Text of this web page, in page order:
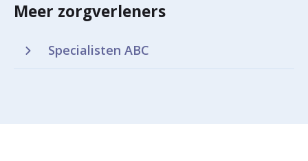
Meer zorgverleners
Specialisten ABC